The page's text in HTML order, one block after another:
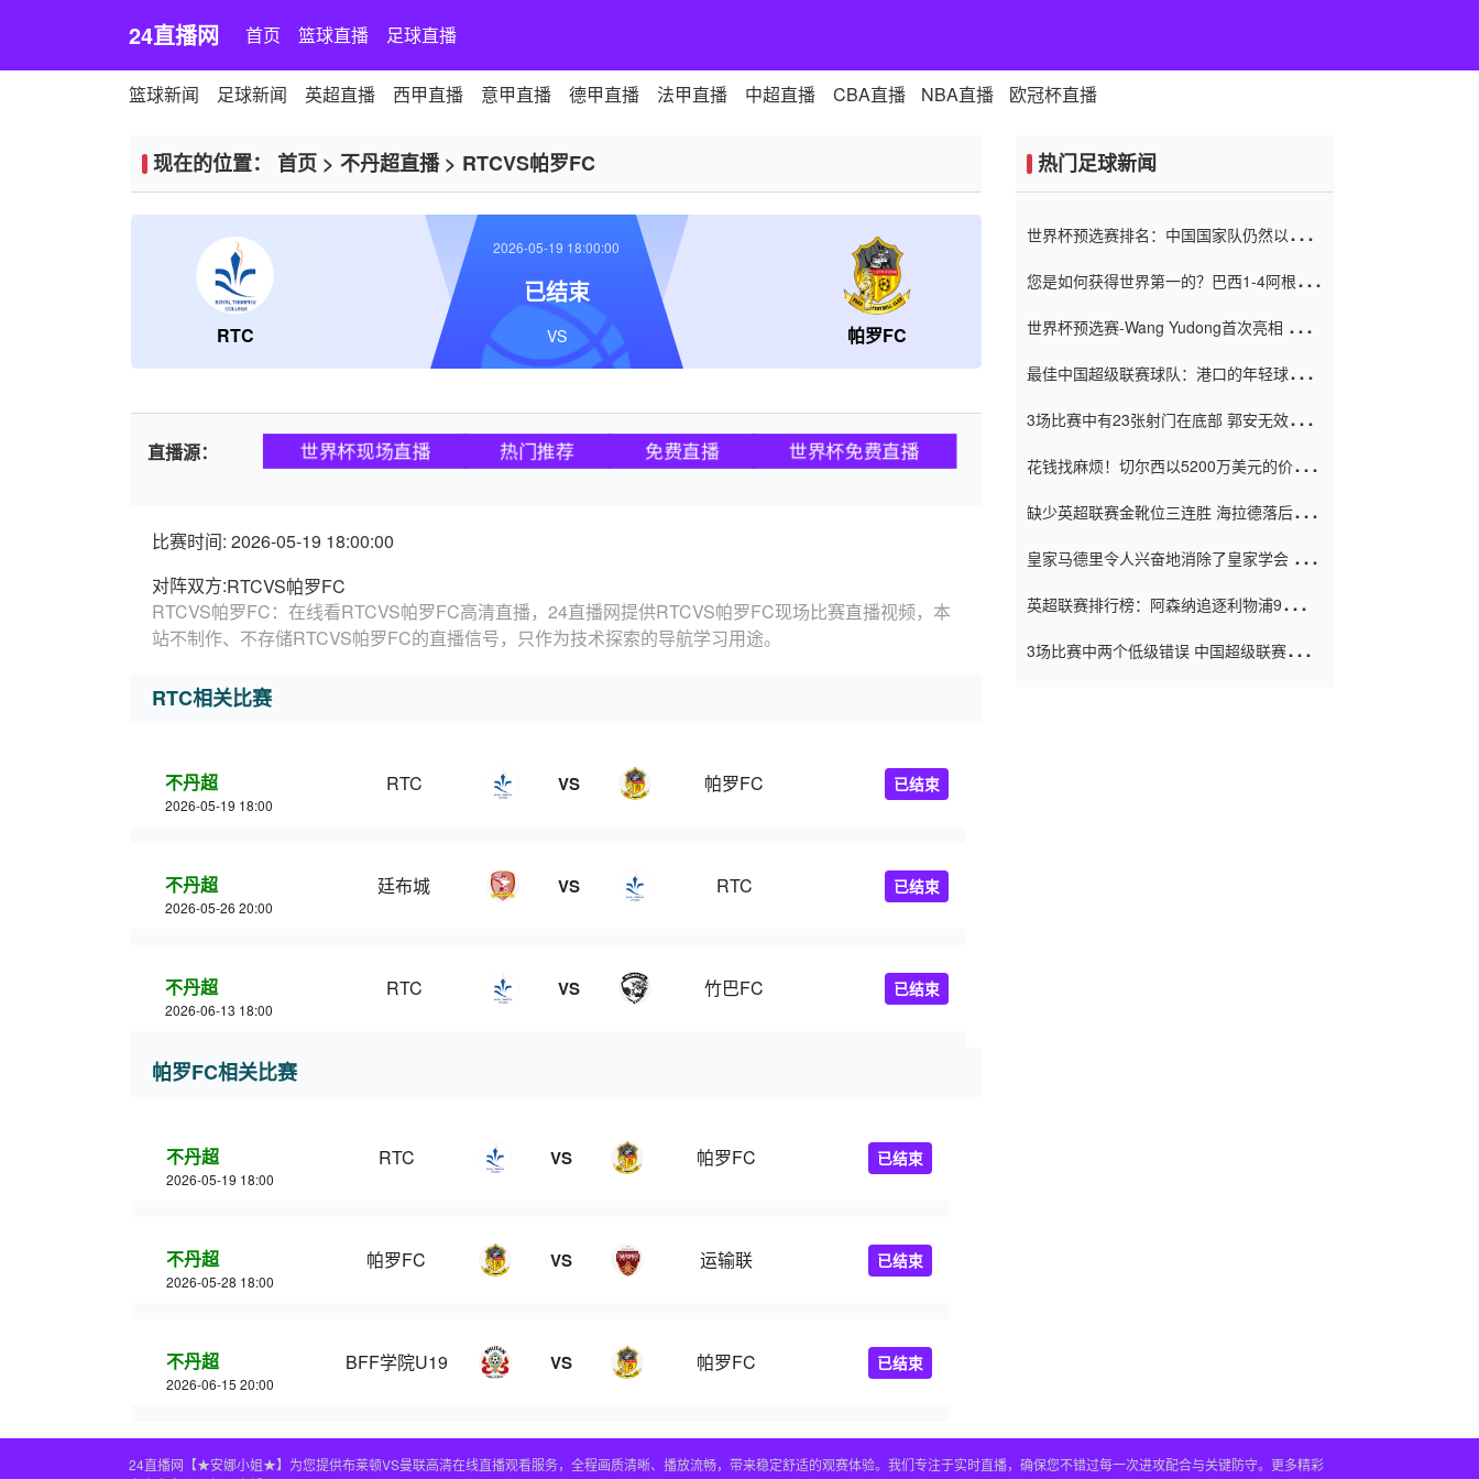
24直播网 首页 篮球直播 足球直播
篮球新闻 足球新闻 英超直播 西甲直播 意甲直播 德甲直播 法甲直播 中超直播 CBA直播 NBA直播 欧冠杯直播
现在的位置： 首页 > 不丹超直播> RTCVS帕罗FC
RTC 帕罗FC
2026-05-19 18:00:00
已结束
VS
直播源： 世界杯现场直播 热门推荐 免费直播 世界杯免费直播
比赛时间: 2026-05-19 18:00:00
对阵双方:RTCVS帕罗FC
RTCVS帕罗FC：在线看RTCVS帕罗FC高清直播，24直播网提供RTCVS帕罗FC现场比赛直播视频，本
站不制作、不存储RTCVS帕罗FC的直播信号，只作为技术探索的导航学习用途。
RTC相关比赛
不丹超
2026-05-19 18:00
RTC VS 帕罗FC 已结束
不丹超
2026-05-26 20:00
廷布城 VS RTC 已结束
不丹超
2026-06-13 18:00
RTC VS 竹巴FC 已结束
帕罗FC相关比赛
不丹超
2026-05-19 18:00
RTC VS 帕罗FC 已结束
不丹超
2026-05-28 18:00
帕罗FC VS 运输联 已结束
不丹超
2026-06-15 20:00
BFF学院U19 VS 帕罗FC 已结束
热门足球新闻
世界杯预选赛排名：中国国家队仍然以6分
您是如何获得世界第一的？巴西1-4阿根
世界杯预选赛-Wang Yudong首次亮相 中国
最佳中国超级联赛球队：港口的年轻球员在
（Taishan）
3场比赛中有23张射门在底部 郭安无效传球
花钱找麻烦！切尔西以5200万美元的价格
窗口
缺少英超联赛金靴位三连胜 海拉德落后6球
皇家马德里令人兴奋地消除了皇家学会 安
英超联赛排行榜：阿森纳追逐利物浦9分 曼
3场比赛中两个低级错误 中国超级联赛的前
24直播网【★安娜小姐★】为您提供布莱顿VS曼联高清在线直播观看服务，全程画质清晰、播放流畅，带来稳定舒适的观赛体验。我们专注于实时直播，确保您不错过每一次进攻配合与关键防守。更多精彩